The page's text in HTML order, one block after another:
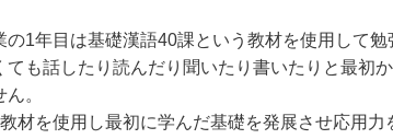
の1年目は基礎漢語40課という教材を使用して勉
ても話したり読んだり聞いたり書いたりと最初
。
材を使用し最初に学んだ基礎を発展させ応用力